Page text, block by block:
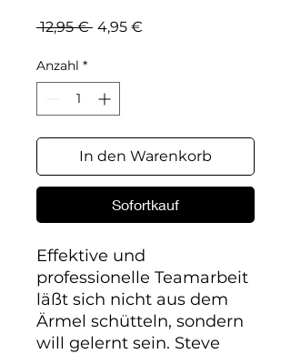
12,95 € Standardpreis
4,95 €
Anzahl *
In den Warenkorb
Sofortkauf
Effektive und
professionelle Teamarbeit
läßt sich nicht aus dem
Ärmel schütteln, sondern
will gelernt sein. Steve